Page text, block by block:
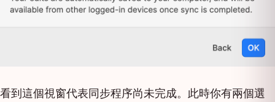
看到這個視窗代表同步程序尚未完成。此時你有兩個選